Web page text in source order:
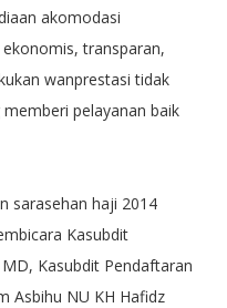
akomodasi
transparan,
wanprestasi tidak
pelayanan baik
sarasehan haji 2014
Kasubdit
Kasubdit Pendaftaran
Asbihu NU KH Hafidz